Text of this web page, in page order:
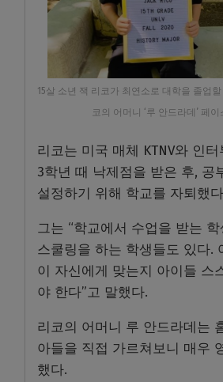
15살 소년 잭 리코가 최연소로 대학을 졸업
코의 어머니 ‘루 안드라데’ 페
리코는 미국 매체 KTNV와 인
3학년 때 낙제점을 받은 후, 공
설정하기 위해 학교를 자퇴했
그는 “학교에서 수업을 받는
스쿨링을 하는 학생들도 있다.
이 자신에게 맞는지 아이들 스
야 한다”고 말했다.
리코의 어머니 루 안드라데는
아들을 직접 가르쳐보니 매우
했다.